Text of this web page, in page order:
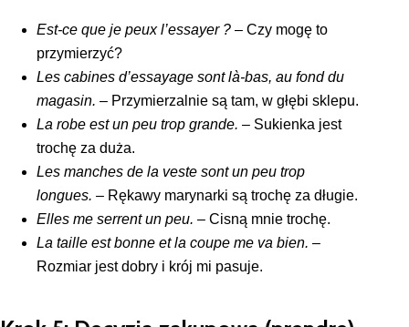
Est-ce que je peux l’essayer ? – Czy mogę to
przymierzyć?
Les cabines d’essayage sont là-bas, au fond du
magasin. – Przymierzalnie są tam, w głębi sklepu.
La robe est un peu trop grande. – Sukienka jest
trochę za duża.
Les manches de la veste sont un peu trop
longues. – Rękawy marynarki są trochę za długie.
Elles me serrent un peu. – Cisną mnie trochę.
La taille est bonne et la coupe me va bien. –
Rozmiar jest dobry i krój mi pasuje.